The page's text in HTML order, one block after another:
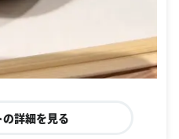
詳細を見る